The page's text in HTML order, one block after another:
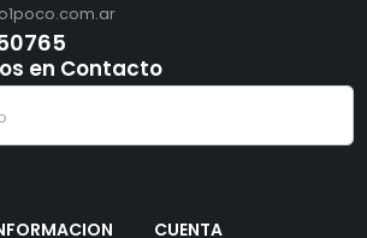
CUENTA
en Contacto